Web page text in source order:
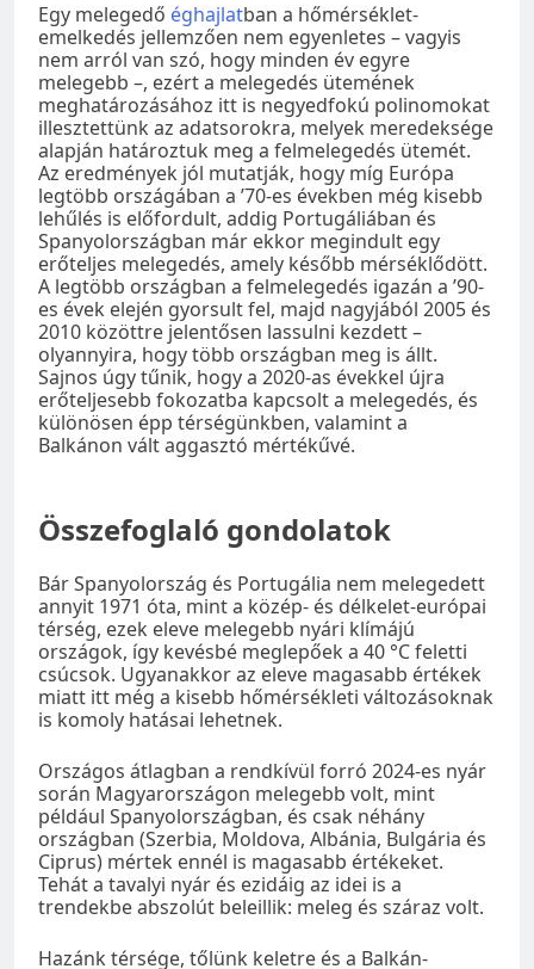
Egy melegedő éghajlatban a hőmérséklet-
emelkedés jellemzően nem egyenletes – vagyis
nem arról van szó, hogy minden év egyre
melegebb –, ezért a melegedés ütemének
meghatározásához itt is negyedfokú polinomokat
illesztettünk az adatsorokra, melyek meredeksége
alapján határoztuk meg a felmelegedés ütemét.
Az eredmények jól mutatják, hogy míg Európa
legtöbb országában a ’70-es években még kisebb
lehűlés is előfordult, addig Portugáliában és
Spanyolországban már ekkor megindult egy
erőteljes melegedés, amely később mérséklődött.
A legtöbb országban a felmelegedés igazán a ’90-
es évek elején gyorsult fel, majd nagyjából 2005 és
2010 közöttre jelentősen lassulni kezdett –
olyannyira, hogy több országban meg is állt.
Sajnos úgy tűnik, hogy a 2020-as évekkel újra
erőteljesebb fokozatba kapcsolt a melegedés, és
különösen épp térségünkben, valamint a
Balkánon vált aggasztó mértékűvé.
Összefoglaló gondolatok
Bár Spanyolország és Portugália nem melegedett
annyit 1971 óta, mint a közép- és délkelet-európai
térség, ezek eleve melegebb nyári klímájú
országok, így kevésbé meglepőek a 40 °C feletti
csúcsok. Ugyanakkor az eleve magasabb értékek
miatt itt még a kisebb hőmérsékleti változásoknak
is komoly hatásai lehetnek.
Országos átlagban a rendkívül forró 2024-es nyár
során Magyarországon melegebb volt, mint
például Spanyolországban, és csak néhány
országban (Szerbia, Moldova, Albánia, Bulgária és
Ciprus) mértek ennél is magasabb értékeket.
Tehát a tavalyi nyár és ezidáig az idei is a
trendekbe abszolút beleillik: meleg és száraz volt.
Hazánk térsége, tőlünk keletre és a Balkán-